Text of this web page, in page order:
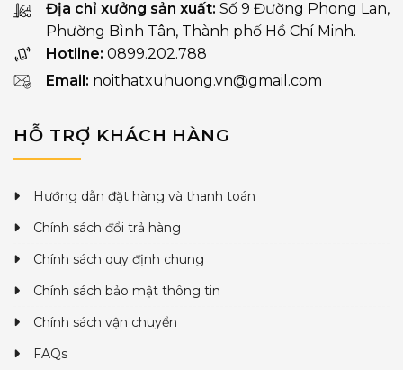
Địa chỉ xưởng sản xuất: Số 9 Đường Phong Lan,
Phường Bình Tân, Thành phố Hồ Chí Minh.
Hotline: 0899.202.788
Email: noithatxuhuong.vn@gmail.com
HỖ TRỢ KHÁCH HÀNG
Hướng dẫn đặt hàng và thanh toán
Chính sách đổi trả hàng
Chính sách quy định chung
Chính sách bảo mật thông tin
Chính sách vận chuyển
FAQs